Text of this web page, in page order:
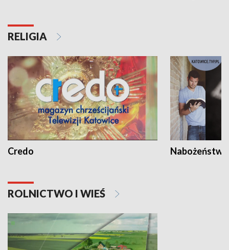
RELIGIA
Credo
ROLNICTWO I WIEŚ